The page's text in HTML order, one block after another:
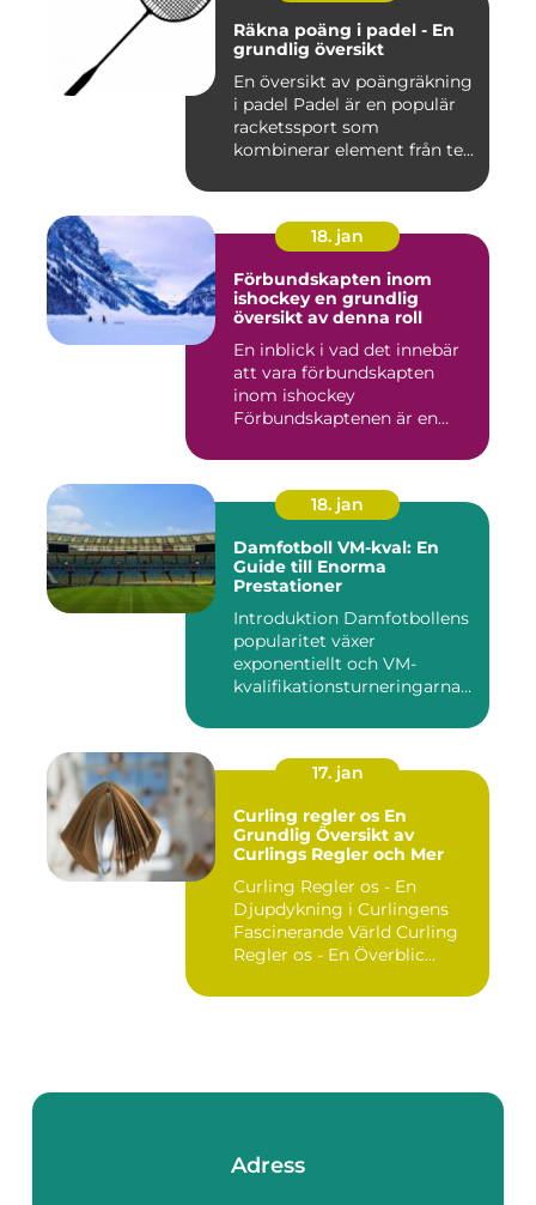
Räkna poäng i padel - En
grundlig översikt
En översikt av poängräkning
i padel Padel är en populär
racketssport som
kombinerar element från te...
18. jan
Förbundskapten inom
ishockey en grundlig
översikt av denna roll
En inblick i vad det innebär
att vara förbundskapten
inom ishockey
Förbundskaptenen är en
18. jan
Damfotboll VM-kval: En
Guide till Enorma
Prestationer
Introduktion Damfotbollens
popularitet växer
exponentiellt och VM-
kvalifikationsturneringarna
17. jan
Curling regler os En
Grundlig Översikt av
Curlings Regler och Mer
Curling Regler os - En
Djupdykning i Curlingens
Fascinerande Värld Curling
Regler os - En Överblic...
Adress